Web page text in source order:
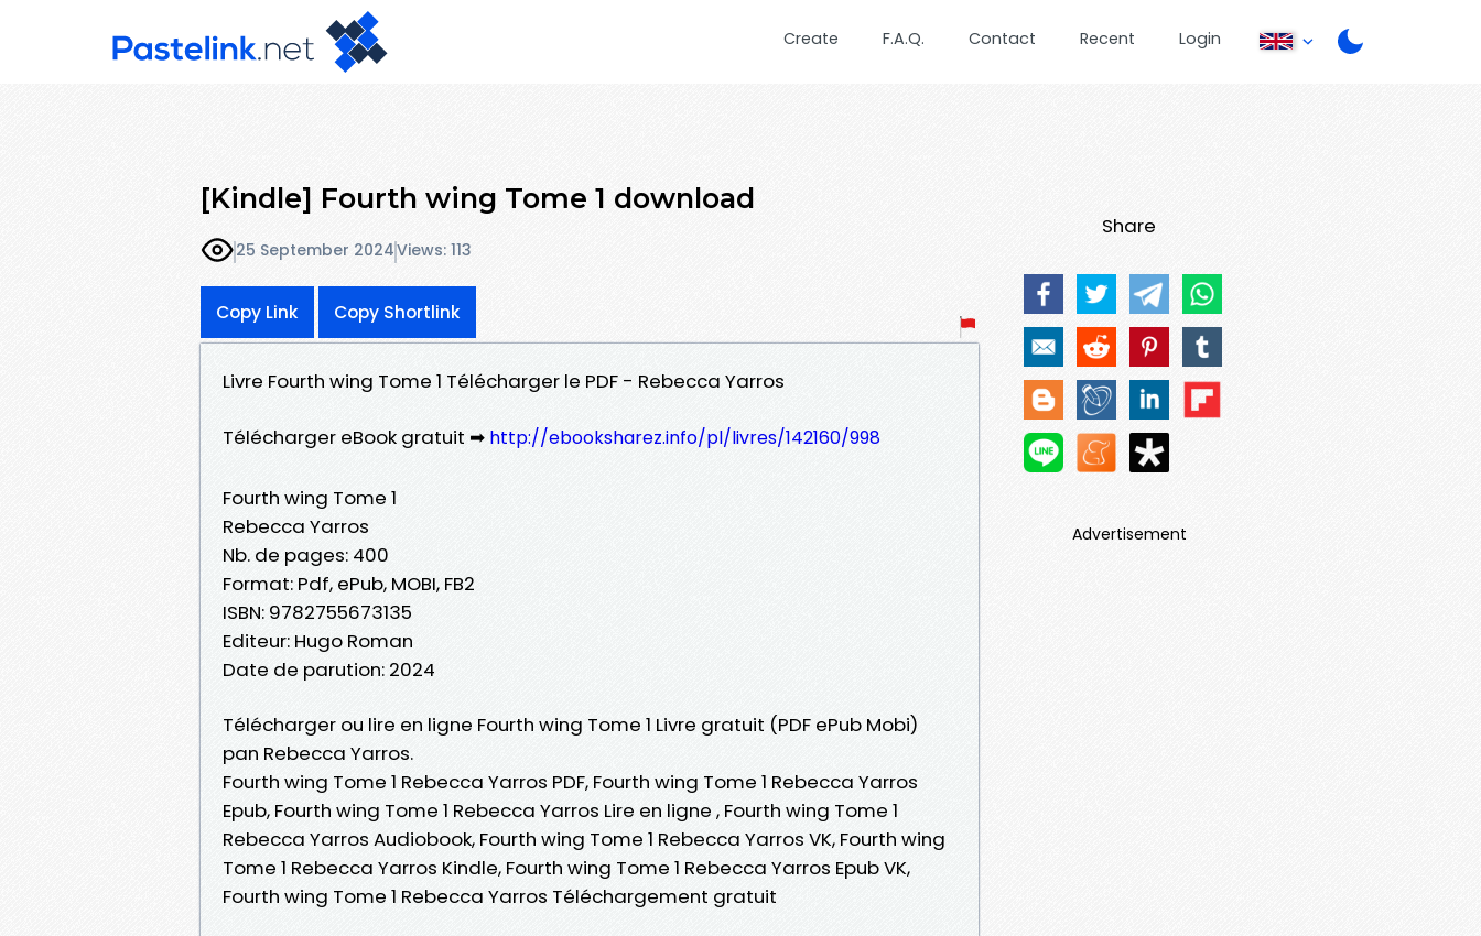
Create F.A.Q. Contact Recent Login
[Kindle] Fourth wing Tome 1 download
25 September 2024Views: 113
Copy Link Copy Shortlink
Livre Fourth wing Tome 1 Télécharger le PDF - Rebecca Yarros
Télécharger eBook gratuit ➡ http://ebooksharez.info/pl/livres/142160/998
Fourth wing Tome 1
Rebecca Yarros
Nb. de pages: 400
Format: Pdf, ePub, MOBI, FB2
ISBN: 9782755673135
Editeur: Hugo Roman
Date de parution: 2024
Télécharger ou lire en ligne Fourth wing Tome 1 Livre gratuit (PDF ePub Mobi)
pan Rebecca Yarros.
Fourth wing Tome 1 Rebecca Yarros PDF, Fourth wing Tome 1 Rebecca Yarros
Epub, Fourth wing Tome 1 Rebecca Yarros Lire en ligne , Fourth wing Tome 1
Rebecca Yarros Audiobook, Fourth wing Tome 1 Rebecca Yarros VK, Fourth wing
Tome 1 Rebecca Yarros Kindle, Fourth wing Tome 1 Rebecca Yarros Epub VK,
Fourth wing Tome 1 Rebecca Yarros Téléchargement gratuit
Share
Advertisement